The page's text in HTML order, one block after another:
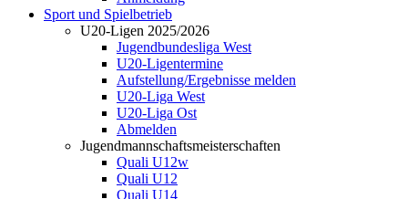
Sport und Spielbetrieb
U20-Ligen 2025/2026
Jugendbundesliga West
U20-Ligentermine
Aufstellung/Ergebnisse melden
U20-Liga West
U20-Liga Ost
Abmelden
Jugendmannschaftsmeisterschaften
Quali U12w
Quali U12
Quali U14